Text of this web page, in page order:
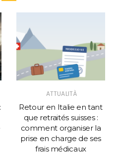
ATTUALITÀ
Retour en Italie en tant
que retraités suisses :
comment organiser la
prise en charge de ses
frais médicaux